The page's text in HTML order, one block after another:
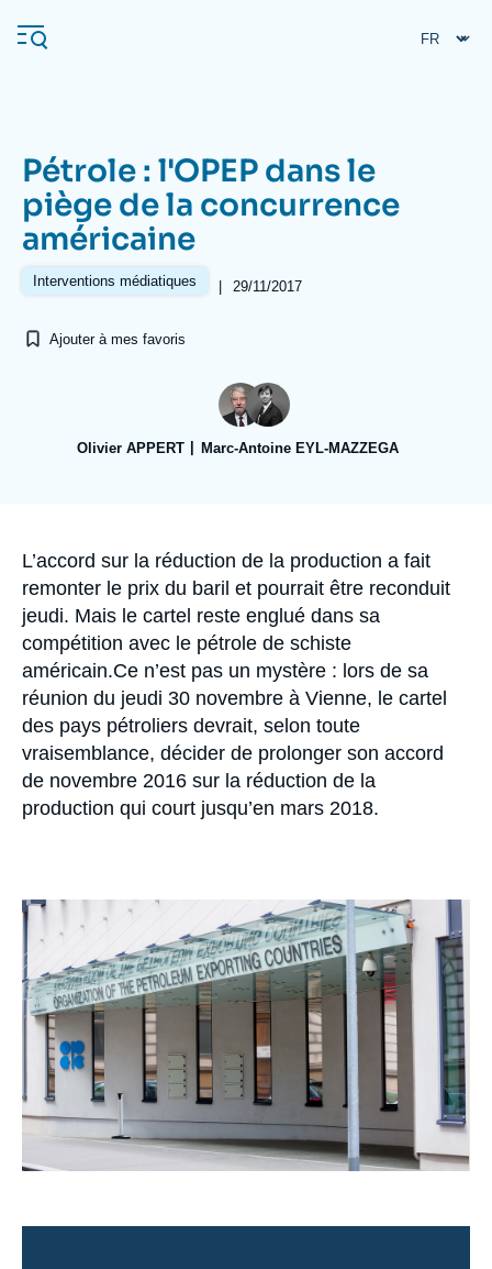
au
contenu
Navigation
principale
L'Ifri
Nous soutenir
À propos de l'Ifri
Proche-Orient
Pétrole : l'OPEP dans le
piège de la concurrence
américaine
Interventions médiatiques | 29/11/2017
Ajouter à mes favoris
Olivier APPERT Marc-Antoine EYL-MAZZEGA
Accroche
L’accord sur la réduction de la production a fait
remonter le prix du baril et pourrait être reconduit
jeudi. Mais le cartel reste englué dans sa
compétition avec le pétrole de schiste
américain.Ce n’est pas un mystère : lors de sa
réunion du jeudi 30 novembre à Vienne, le cartel
des pays pétroliers devrait, selon toute
vraisemblance, décider de prolonger son accord
de novembre 2016 sur la réduction de la
production qui court jusqu’en mars 2018.
Image
principale
médiatique